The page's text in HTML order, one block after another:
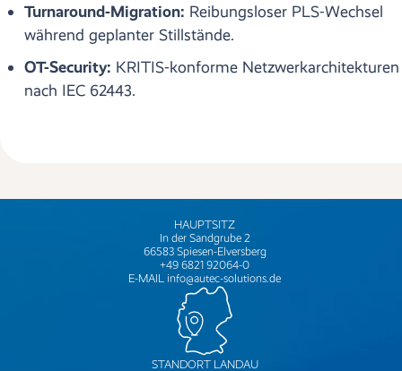
Turnaround-Migration: Reibungsloser PLS-Wechsel
während geplanter Stillstände.
OT-Security: KRITIS-konforme Netzwerkarchitekturen
nach IEC 62443.
HAUPTSITZ
In der Sandgrube 2
66583 Spiesen-Elversberg
+49 6821 92064-0
E-MAIL info@autec-solutions.de
STANDORT LANDAU